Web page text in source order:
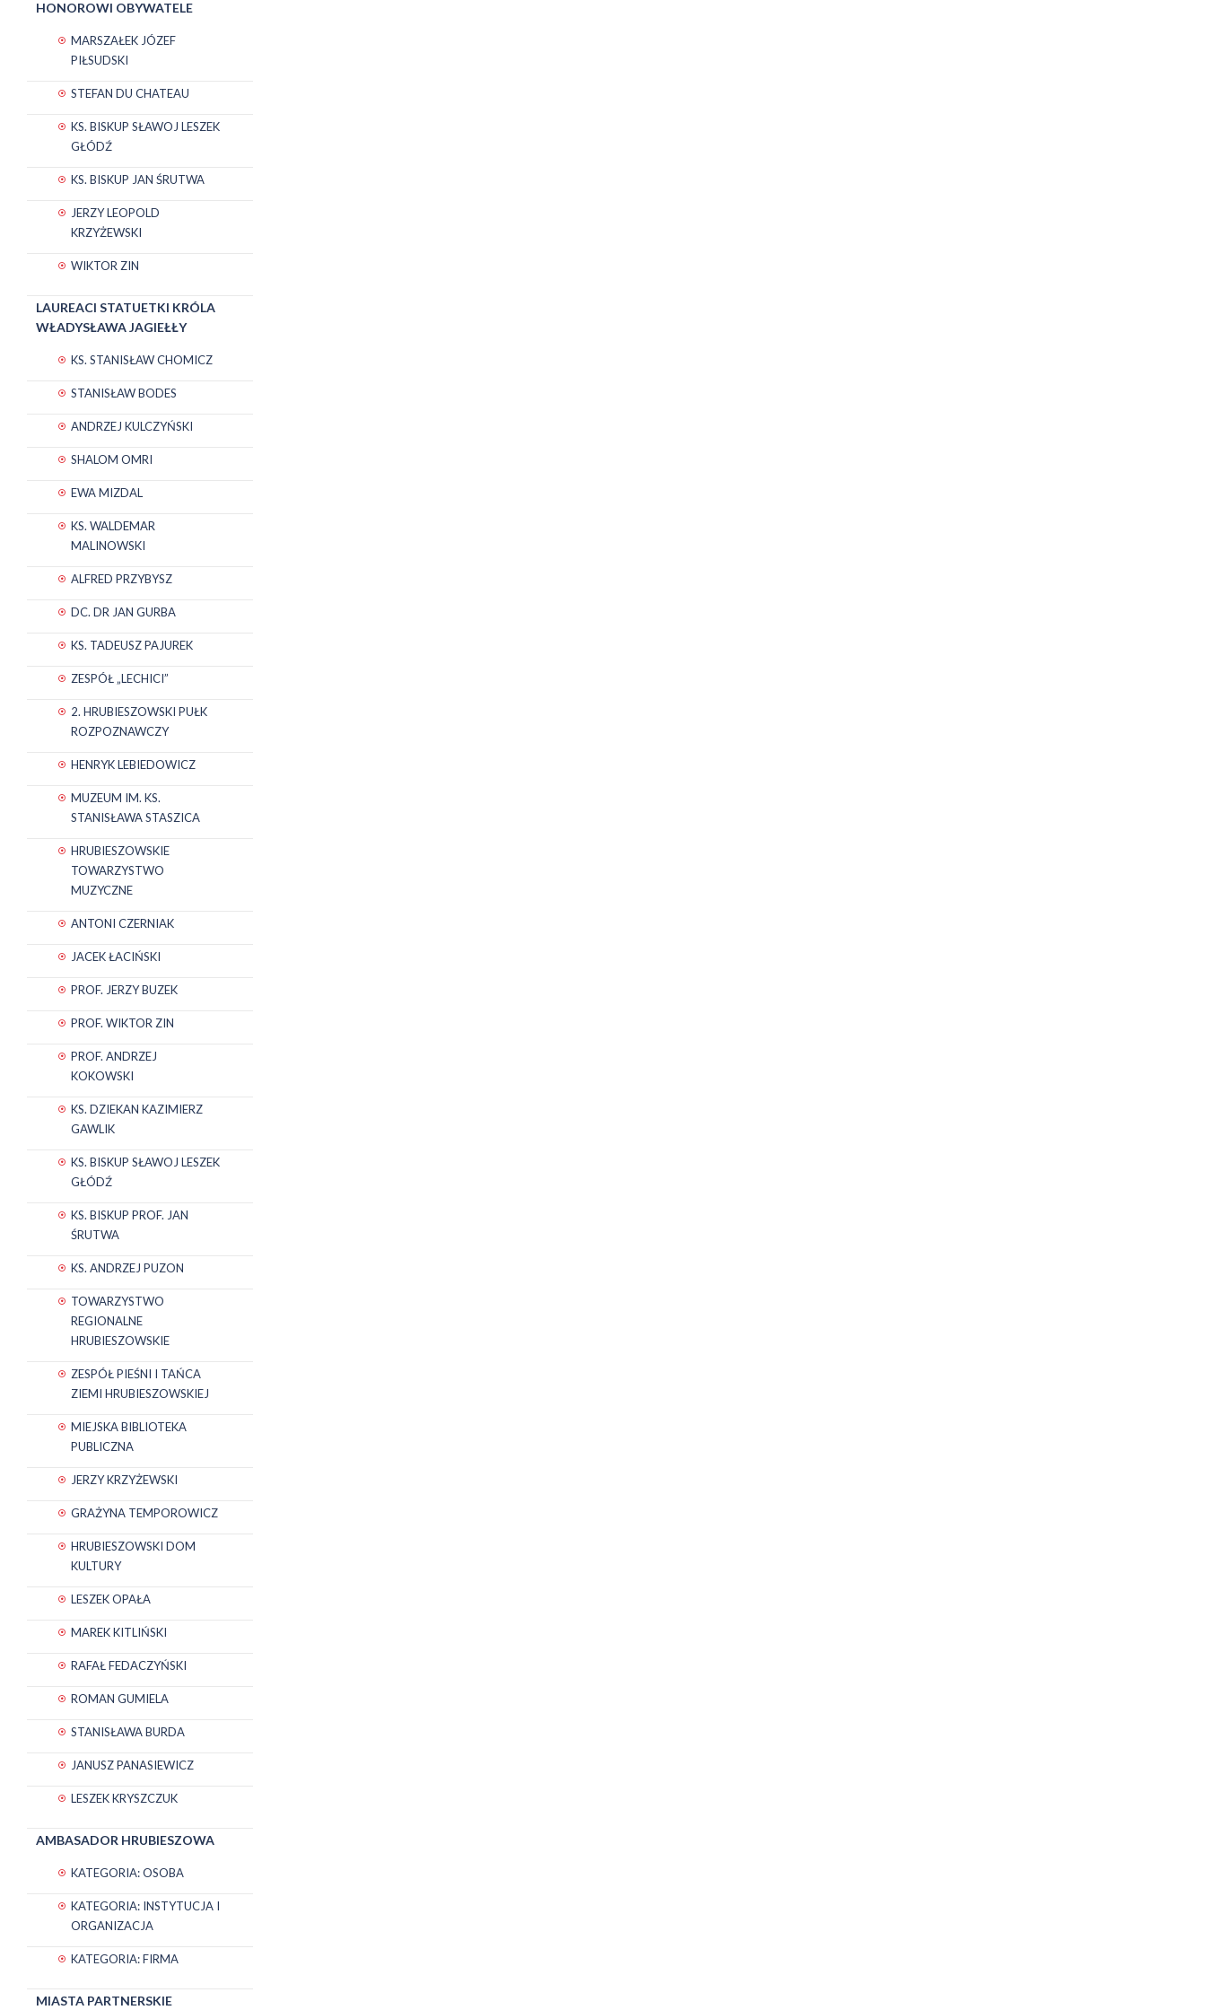
HONOROWI OBYWATELE
MARSZAŁEK JÓZEF
PIŁSUDSKI
STEFAN DU CHATEAU
KS. BISKUP SŁAWOJ LESZEK
GŁÓDŹ
KS. BISKUP JAN ŚRUTWA
JERZY LEOPOLD
KRZYŻEWSKI
WIKTOR ZIN
LAUREACI STATUETKI KRÓLA
WŁADYSŁAWA JAGIEŁŁY
KS. STANISŁAW CHOMICZ
STANISŁAW BODES
ANDRZEJ KULCZYŃSKI
SHALOM OMRI
EWA MIZDAL
KS. WALDEMAR
MALINOWSKI
ALFRED PRZYBYSZ
DC. DR JAN GURBA
KS. TADEUSZ PAJUREK
ZESPÓŁ „LECHICI”
2. HRUBIESZOWSKI PUŁK
ROZPOZNAWCZY
HENRYK LEBIEDOWICZ
MUZEUM IM. KS.
STANISŁAWA STASZICA
HRUBIESZOWSKIE
TOWARZYSTWO
MUZYCZNE
ANTONI CZERNIAK
JACEK ŁACIŃSKI
PROF. JERZY BUZEK
PROF. WIKTOR ZIN
PROF. ANDRZEJ
KOKOWSKI
KS. DZIEKAN KAZIMIERZ
GAWLIK
KS. BISKUP SŁAWOJ LESZEK
GŁÓDŹ
KS. BISKUP PROF. JAN
ŚRUTWA
KS. ANDRZEJ PUZON
TOWARZYSTWO
REGIONALNE
HRUBIESZOWSKIE
ZESPÓŁ PIEŚNI I TAŃCA
ZIEMI HRUBIESZOWSKIEJ
MIEJSKA BIBLIOTEKA
PUBLICZNA
JERZY KRZYŻEWSKI
GRAŻYNA TEMPOROWICZ
HRUBIESZOWSKI DOM
KULTURY
LESZEK OPAŁA
MAREK KITLIŃSKI
RAFAŁ FEDACZYŃSKI
ROMAN GUMIELA
STANISŁAWA BURDA
JANUSZ PANASIEWICZ
LESZEK KRYSZCZUK
AMBASADOR HRUBIESZOWA
KATEGORIA: OSOBA
KATEGORIA: INSTYTUCJA I
ORGANIZACJA
KATEGORIA: FIRMA
MIASTA PARTNERSKIE